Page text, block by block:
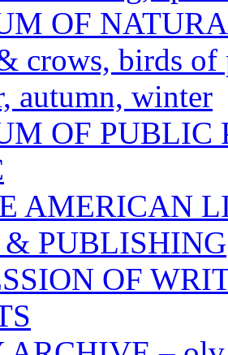
OF
crows, birds
autumn, winter
OF PUBLIC
AMERICAN
& PUBLISHING
OF